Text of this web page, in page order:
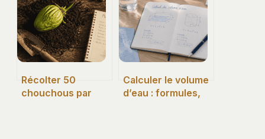
et économies
Récolter 50
chouchous par
Calculer le volume
d’eau : formules,